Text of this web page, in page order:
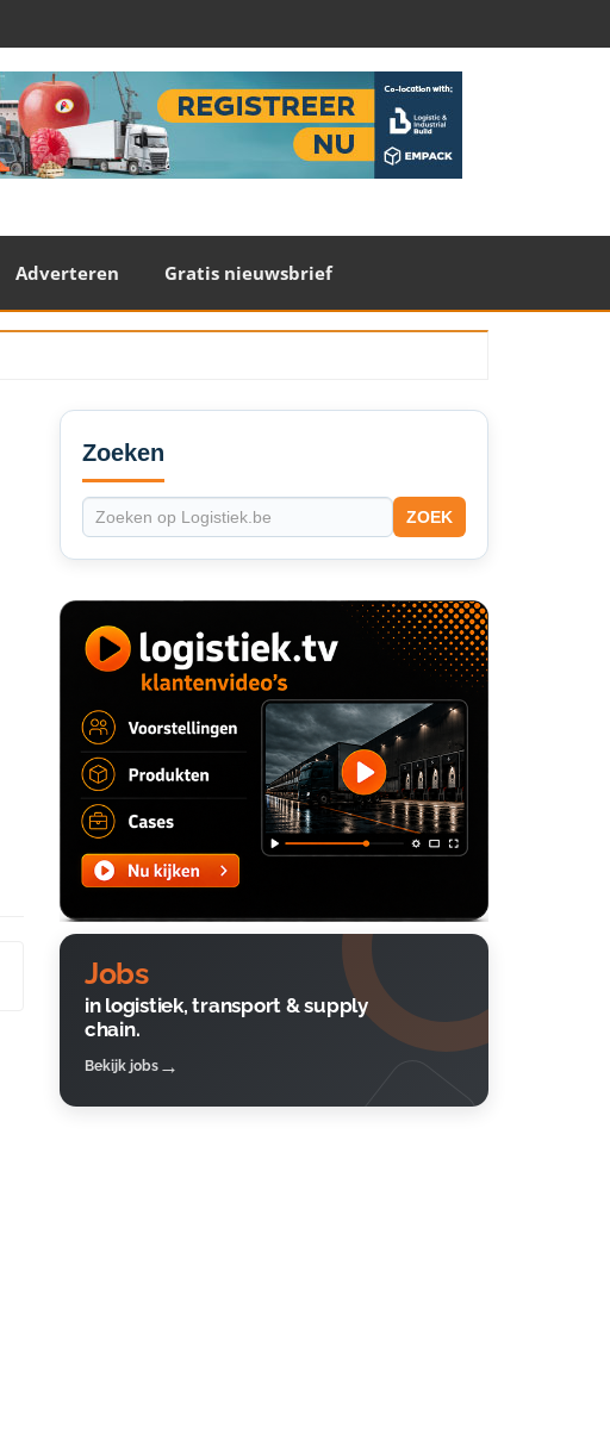
Adverteren Gratis nieuwsbrief
Secondary
Sidebar
Zoeken
ZOEK
Jobs
in logistiek, transport & supply
chain.
Bekijk jobs